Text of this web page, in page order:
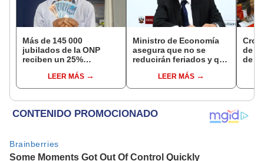
Más de 145 000
jubilados de la ONP
reciben un 25%
en agostoLEER MÁS
Ministro de Economía
asegura que no se
reducirán feriados y que
aumentará en dos
etapas
LEER MÁS
de
de